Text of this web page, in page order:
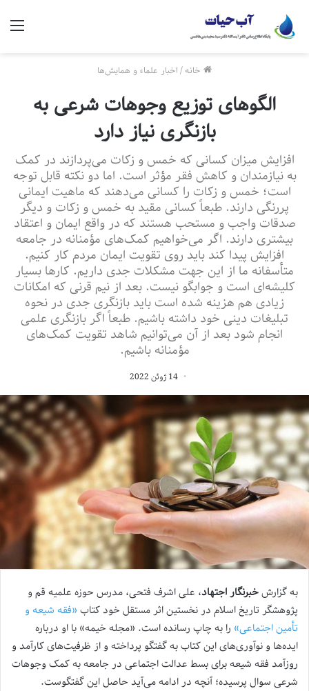
خانه/اخبار علماء و همایش‌ها
الگوهای توزیع وجوهات شرعی به
بازنگری نیاز دارد
افزایش میزان کسانی که خمس و زکات می‌پردازند در کمک
به نیازمندان و کاهش فقر مؤثر است. اما دو نکته قابل توجه
است؛ خمس و زکات را کسانی می‌دهند که ماهیت ایمانی
پررنگی دارند. طبعاً کسانی مقید به خمس و زکات و دیگر
صدقات واجب و مستحب هستند که در واقع ایمان و اعتقاد
بیشتری دارند. اگر می‌خواهیم کمک‌های مؤمنانه در جامعه
افزایش پیدا کند باید روی تقویت ایمان مردم کار کنیم.
متأسفانه ما از این جهت مشکلات جدی داریم. کارها بسیار
کلیشه‌ای است و جوابگو نیست. بعد از نیم قرنی که امکانات
زیادی هم هزینه شده است باید بازنگری جدی در نحوه
تبلیغات دینی خود داشته باشیم. طبعاً اگر بازنگری علمی
انجام شود بعد از آن می‌توانیم شاهد تقویت کمک‌های
مؤمنانه باشیم.
14 ژوئن 2022
به گزارشخبرنگار اجتهاد، علی اشرف فتحی، مدرس حوزه علمیه قم و
پژوهشگر تاریخ اسلام در نخستین اثر مستقل خود کتاب «فقه شیعه و
تأمین اجتماعی» را به چاپ رسانده است. «مجله خیمه» با او درباره
ایده‌ها و نوآوری‌های این کتاب به گفتگو پرداخته و از ظرفیت‌های کارآمد و
روزآمد فقه شیعه برای بسط عدالت اجتماعی در جامعه به کمک وجوهات
شرعی سوال پرسیده؛ آنچه در ادامه می‌آید حاصل این گفتگوست.